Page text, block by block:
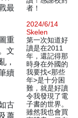
最
重
文
，
續
古
蕭
者！
2024/6/14
Skelen
第一次知道好
讀是在2011
年，還記得那
時身在外國的
我要找<那些
年>是十分困
難，就是好讀
令我發現了電
子書的世界。
雖然我也會買